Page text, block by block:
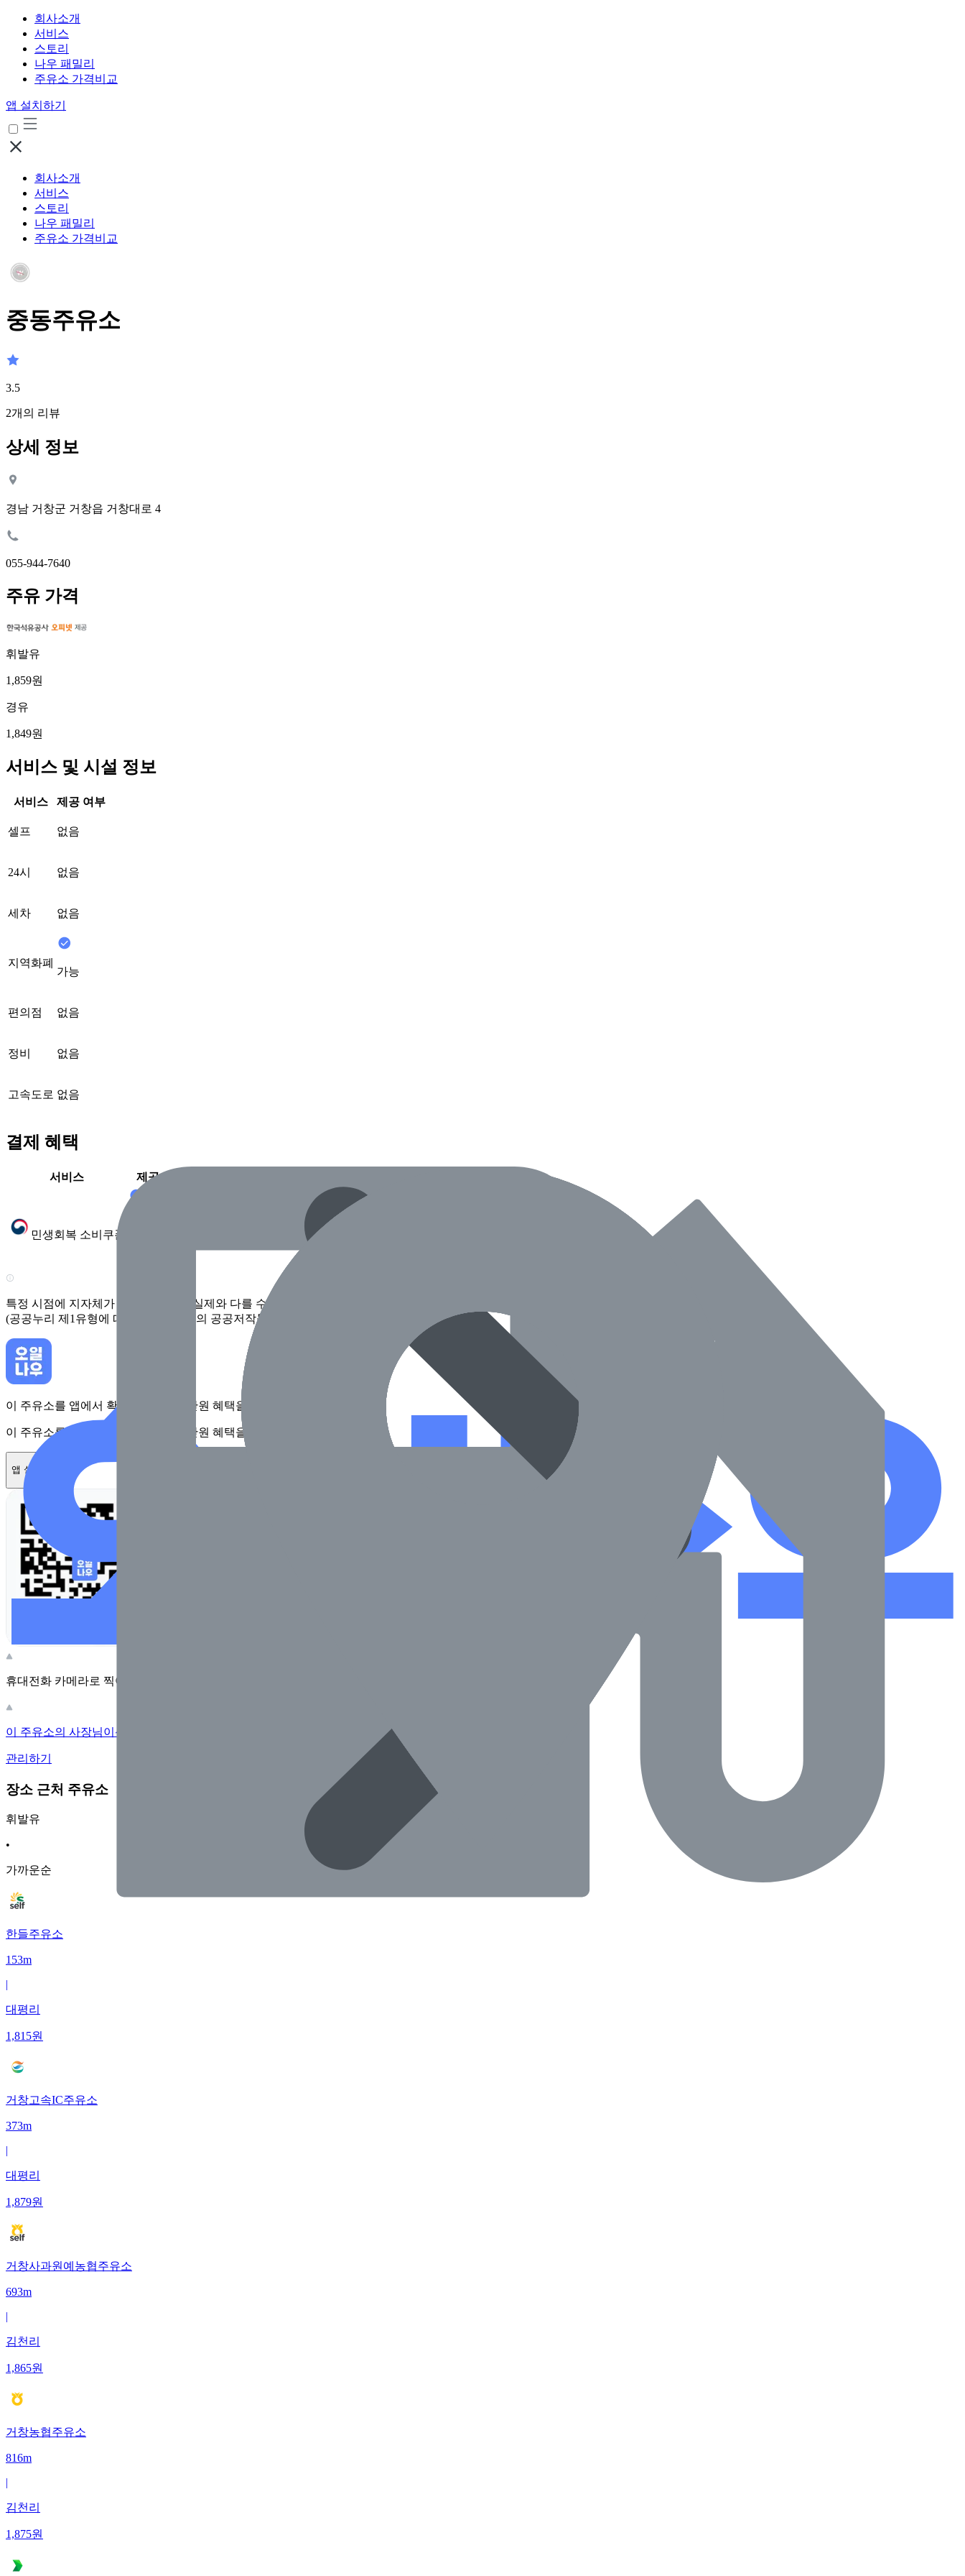
회사소개
서비스
스토리
나우 패밀리
주유소 가격비교
앱 설치하기
회사소개
서비스
스토리
나우 패밀리
주유소 가격비교
중동주유소
3.5
2개의 리뷰
상세 정보
경남 거창군 거창읍 거창대로 4
055-944-7640
주유 가격
휘발유
1,859원
경유
1,849원
서비스 및 시설 정보
서비스 제공 여부
셀프 없음
24시 없음
세차 없음
지역화폐
가능
편의점 없음
정비 없음
고속도로 없음
결제 혜택
서비스 제공 여부
민생회복 소비쿠폰
특정 시점에 지자체가 수집한 정보로 실제와 다를 수 있어요. 전화로 확인 후 방문하시길 권장드려요.
(공공누리 제1유형에 따라 행정안전부의 공공저작물을 이용한 정보입니다.)
이 주유소를 앱에서 확인하고 최대 1만원 혜택을 받아보세요
이 주유소를 앱에서 확인하고 최대 1만원 혜택을 받아보세요
앱 설치하기
휴대전화 카메라로 찍어보세요
이 주유소의 사장님이신가요?
관리하기
장소 근처 주유소
휘발유
•
가까운순
한들주유소
153m
|
대평리
1,815원
거창고속IC주유소
373m
|
대평리
1,879원
거창사과원예농협주유소
693m
|
김천리
1,865원
거창농협주유소
816m
|
김천리
1,875원